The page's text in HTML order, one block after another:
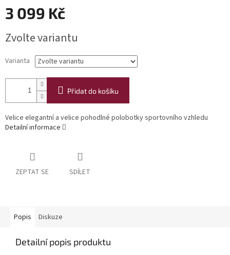
3 099 Kč
cena:
Zvolte variantu
Varianta
Přidat do košíku
Velice elegantní a velice pohodlné polobotky sportovního vzhledu
Detailní informace
ZEPTAT SE SDÍLET
Popis Diskuze
Detailní popis produktu